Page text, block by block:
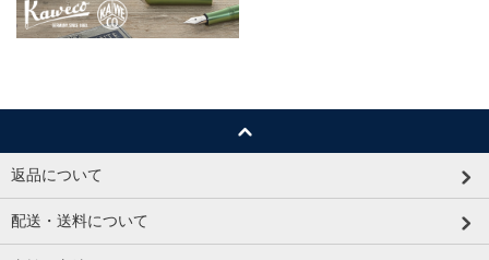
返品について
配送・送料について